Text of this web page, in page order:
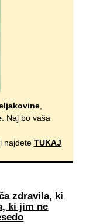
,
. Naj bo vaša
najdete TUKAJ
zdravila, ki
ki jim ne